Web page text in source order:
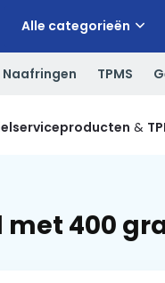
Alle categorieën
Naafringen TPMS
&
400